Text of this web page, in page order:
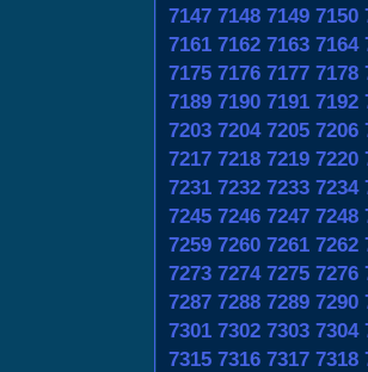
7147 7148 7149 7150
7161 7162 7163 7164
7175 7176 7177 7178
7189 7190 7191 7192
7203 7204 7205 7206
7217 7218 7219 7220
7231 7232 7233 7234
7245 7246 7247 7248
7259 7260 7261 7262
7273 7274 7275 7276
7287 7288 7289 7290
7301 7302 7303 7304
7315 7316 7317 7318